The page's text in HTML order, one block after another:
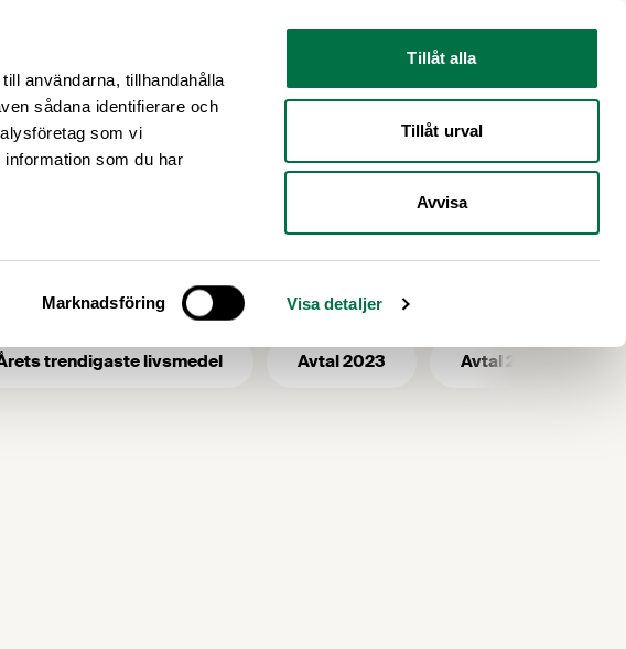
användarna, tillhandahålla
sådana identifierare och
som vi
som du har
Marknadsföring Visa detaljer
Tillåt alla
Tillåt urval
Avvisa
trendigaste livsmedel Avtal 2023 Avtal 2025